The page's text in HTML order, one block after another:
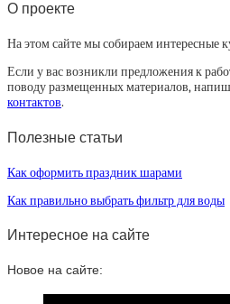
О проекте
На этом сайте мы собираем интересные
Если у вас возникли предложения к
поводу размещенных материалов,
контактов.
Полезные статьи
Как оформить праздник шарами
Как правильно выбрать фильтр для воды
Интересное на сайте
Новое на сайте: